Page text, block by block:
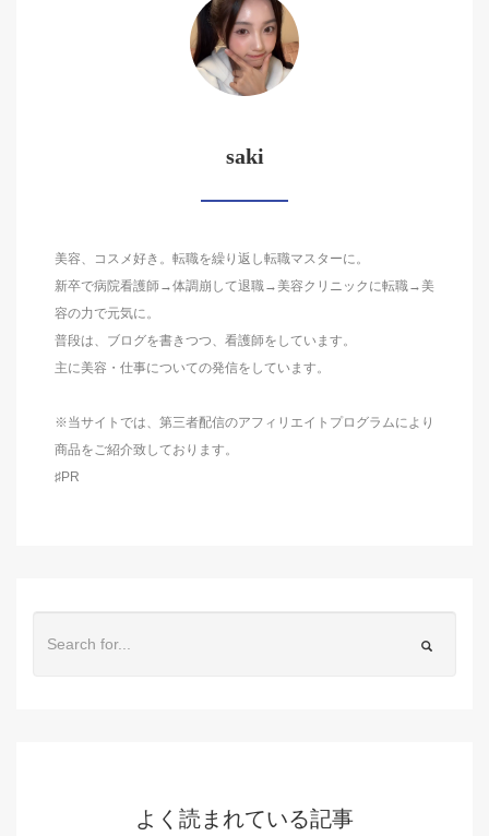
saki
美容、コスメ好き。転職を繰り返し転職マスターに。
新卒で病院看護師→体調崩して退職→美容クリニックに転職→美
容の力で元気に。
普段は、ブログを書きつつ、看護師をしています。
主に美容・仕事についての発信をしています。
※当サイトでは、第三者配信のアフィリエイトプログラムにより
商品をご紹介致しております。
♯PR
よく読まれている記事